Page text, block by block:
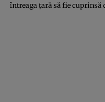
întreaga ţară să fie cuprinsă